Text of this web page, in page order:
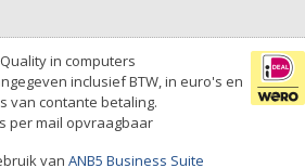
in computers
inclusief BTW, in euro's en
van contante betaling.
per mail opvraagbaar
van ANB5 Business Suite